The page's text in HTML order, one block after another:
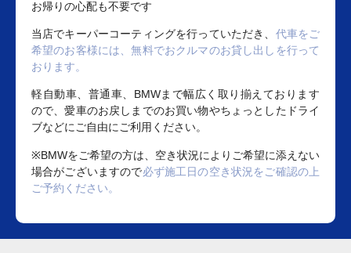
お帰りの心配も不要です
当店でキーパーコーティングを行っていただき、 代車をご
希望のお客様には、無料でおクルマのお貸し出しを行って
おります。
軽自動車、普通車、BMWまで幅広く取り揃えております
ので、愛車のお戻しまでのお買い物やちょっとしたドライ
ブなどにご自由にご利用ください。
※BMWをご希望の方は、空き状況によりご希望に添えない
場合がございますので必ず施工日の空き状況をご確認の上
ご予約ください。